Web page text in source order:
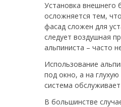
Установка внешнего
осложняется тем,
фасад сложен для
следует воздушная
альпиниста – часто
Использование
под окно, а на
система
В большинстве